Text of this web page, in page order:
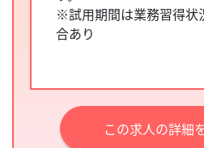
※試用期間は業務習得状
合あり
この求人の詳細